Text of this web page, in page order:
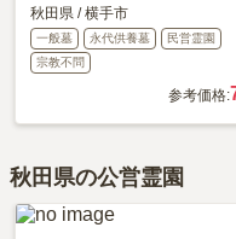
秋田県 /横手市
一般墓 永代供養墓
民営霊園
宗教不問
参考価格:
秋田県の公営霊園